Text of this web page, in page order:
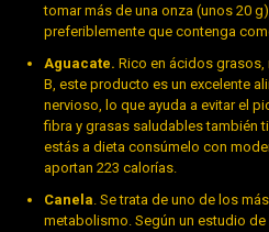
tomar más de una onza (unos 20
preferiblemente que contenga
Aguacate. Rico en ácidos
B, este producto es un excelente
nervioso, lo que ayuda a evitar el
fibra y grasas saludables también
estás a dieta consúmelo con
aportan 223 calorías.
Canela. Se trata de uno de los
metabolismo. Según un estudio de